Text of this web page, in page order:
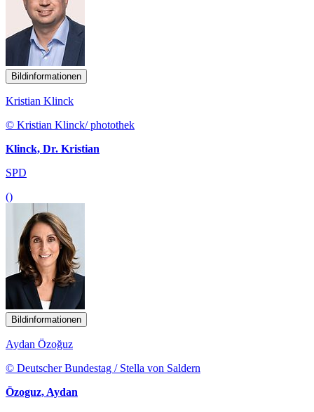
Bildinformationen
Kristian Klinck
© Kristian Klinck/ photothek
Klinck, Dr. Kristian
SPD
()
Bildinformationen
Aydan Özoğuz
© Deutscher Bundestag / Stella von Saldern
Özoguz, Aydan